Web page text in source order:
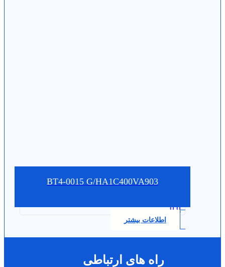
BT4-0015 G/HA1C400VA903
0.0
اطلاعات بیشتر
راه های ارتباطی